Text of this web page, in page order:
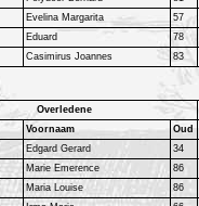
Evelina Margarita 57
Eduard 78
Casimirus Joannes 83
Overledene
Voornaam Oud
Edgard Gerard 34
Marie Emerence 86
Maria Louise 86